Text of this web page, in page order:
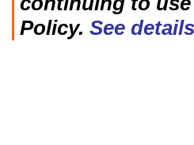
Policy. See details